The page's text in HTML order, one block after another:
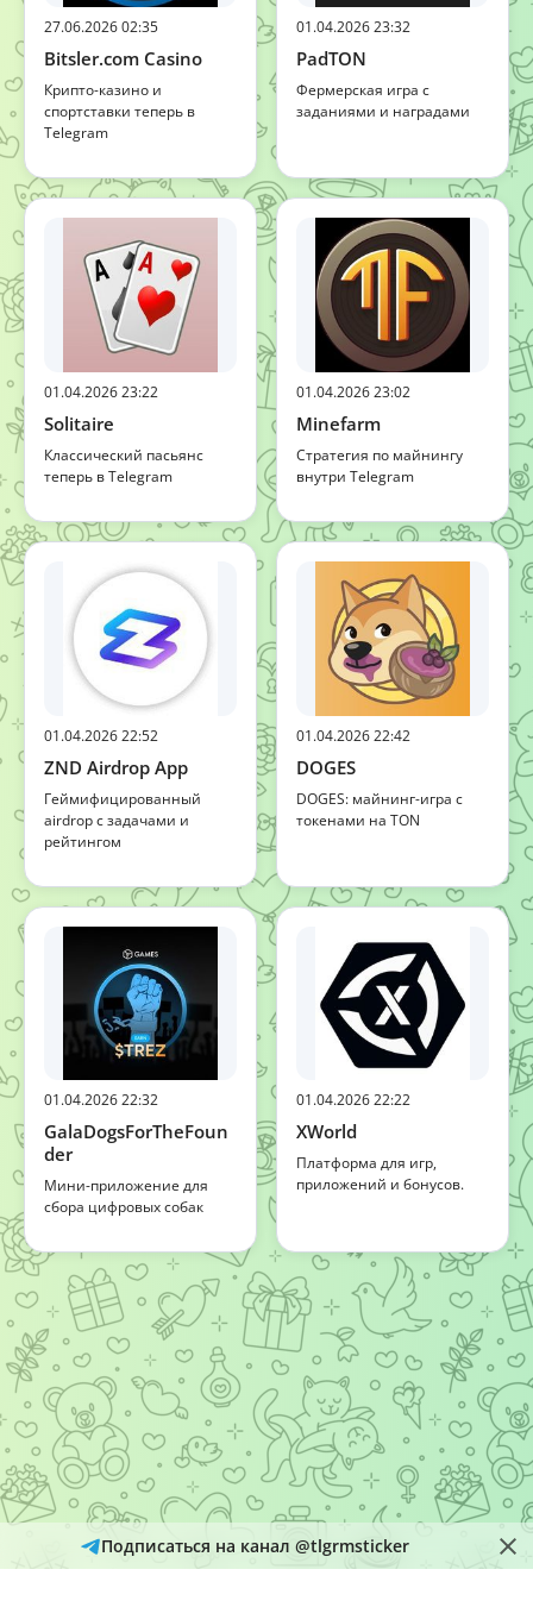
27.06.2026 02:35
Bitsler.com Casino
Крипто-казино и
спортставки теперь в
Telegram
01.04.2026 23:32
PadTON
Фермерская игра с
заданиями и наградами
01.04.2026 23:22
Solitaire
Классический пасьянс
теперь в Telegram
01.04.2026 23:02
Minefarm
Стратегия по майнингу
внутри Telegram
01.04.2026 22:52
ZND Airdrop App
Геймифицированный
airdrop с задачами и
рейтингом
01.04.2026 22:42
DOGES
DOGES: майнинг-игра с
токенами на TON
01.04.2026 22:32
GalaDogsForTheFoun
der
Мини-приложение для
сбора цифровых собак
01.04.2026 22:22
XWorld
Платформа для игр,
приложений и бонусов.
Подписаться на канал @tlgrmsticker